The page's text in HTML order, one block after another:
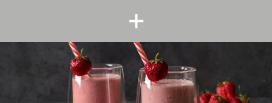
+